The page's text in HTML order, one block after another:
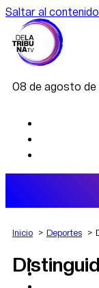
Saltar al
08 de agosto
AGRO
Inicio Deportes